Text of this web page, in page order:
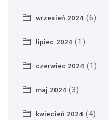
wrzesień 2024 (6)
lipiec 2024 (1)
czerwiec 2024 (1)
maj 2024 (3)
kwiecień 2024 (4)